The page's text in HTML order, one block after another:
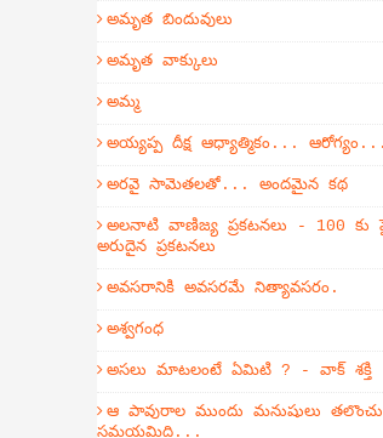
అమృత బిందువులు
అమృత వాక్కులు
అమ్మ
అయ్యప్ప దీక్ష ఆధ్యాత్మికం...
అరవై సామెతలతో... అందమైన కథ
అలనాటి వాణిజ్య ప్రకటనలు - 100
అరుదైన ప్రకటనలు
అవసరానికి అవసరమే నిత్యావసరం.
అశ్వగంధ
అసలు మాటలంటే ఏమిటి ? - వాక్ శక్తి
ఆ పావురాల ముందు మనుషులు
సమయమిది...